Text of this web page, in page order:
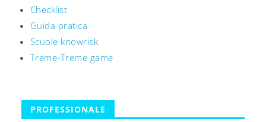
Checklist
Guida pratica
Scuole knowrisk
Treme-Treme game
PROFESSIONALE